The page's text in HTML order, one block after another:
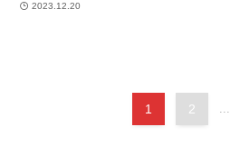
2023.12.20
1 2